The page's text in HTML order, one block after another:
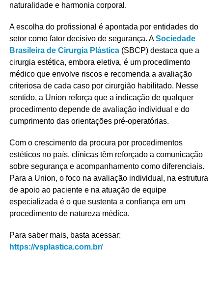
naturalidade e harmonia corporal.
A escolha do profissional é apontada por entidades do
setor como fator decisivo de segurança. ASociedade
Brasileira de Cirurgia Plástica(SBCP) destaca que a
cirurgia estética, embora eletiva, é um procedimento
médico que envolve riscos e recomenda a avaliação
criteriosa de cada caso por cirurgião habilitado. Nesse
sentido, a Union reforça que a indicação de qualquer
procedimento depende de avaliação individual e do
cumprimento das orientações pré-operatórias.
Com o crescimento da procura por procedimentos
estéticos no país, clínicas têm reforçado a comunicação
sobre segurança e acompanhamento como diferenciais.
Para a Union, o foco na avaliação individual, na estrutura
de apoio ao paciente e na atuação de equipe
especializada é o que sustenta a confiança em um
procedimento de natureza médica.
Para saber mais, basta acessar:
https://vsplastica.com.br/